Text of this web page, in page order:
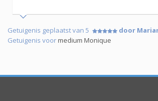
Getuigenis geplaatst van 5
door
Getuigenis voormedium Monique